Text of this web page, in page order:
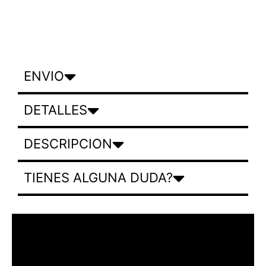
ENVIO
DETALLES
DESCRIPCION
TIENES ALGUNA DUDA?